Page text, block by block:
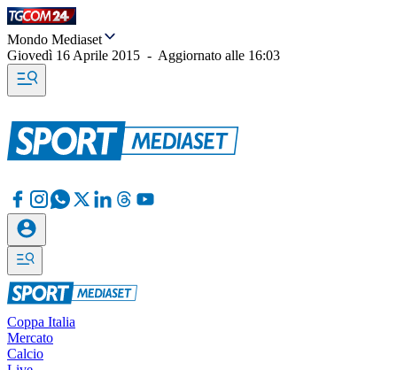
Mondo Mediaset
Giovedì 16 Aprile 2015 - Aggiornato alle 16:03
Coppa Italia
Mercato
Calcio